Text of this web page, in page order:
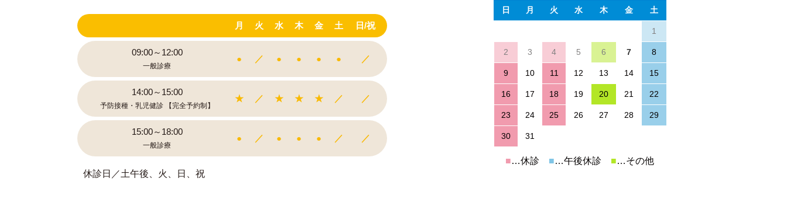
月 火 水 木 金 土 日/祝
09:00～12:00
一般診療
● ／ ● ● ● ● ／
14:00～15:00
予防接種・乳児健診【完全予約制】
★ ／ ★ ★ ★ ／ ／
15:00～18:00
一般診療
● ／ ● ● ● ／ ／
休診日／土午後、火、日、祝
日 月 火 水 木 金 土
1
2 3 4 5 6 7 8
9 10 11 12 13 14 15
16 17 18 19 20 21 22
23 24 25 26 27 28 29
30 31
■…休診 ■…午後休診 ■…その他